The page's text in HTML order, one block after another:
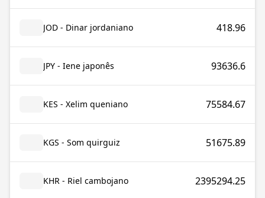
JOD - Dinar jordaniano 418.96
JPY - Iene japonês 93636.6
KES - Xelim queniano 75584.67
KGS - Som quirguiz 51675.89
KHR - Riel cambojano 2395294.25